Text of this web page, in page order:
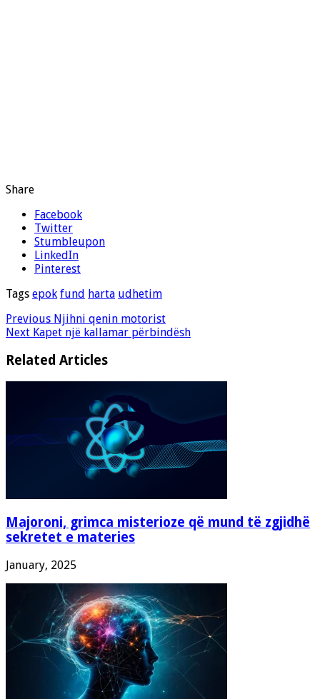
Share
Facebook
Twitter
Stumbleupon
LinkedIn
Pinterest
Tags epok fund harta udhetim
Previous Njihni qenin motorist
Next Kapet një kallamar përbindësh
Related Articles
Majoroni, grimca misterioze që mund të zgjidhë
sekretet e materies
January, 2025